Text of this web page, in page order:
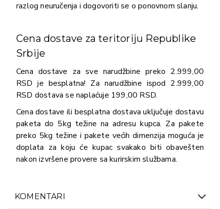
razlog neuručenja i dogovoriti se o ponovnom slanju.
Cena dostave za teritoriju Republike
Srbije
Cena dostave za sve narudžbine preko 2.999,00
RSD je besplatna! Za narudžbine ispod 2.999,00
RSD dostava se naplaćuje 199,00 RSD.
Cena dostave ili besplatna dostava uključuje dostavu
paketa do 5kg težine na adresu kupca. Za pakete
preko 5kg težine i pakete većih dimenzija moguća je
doplata za koju će kupac svakako biti obavešten
nakon izvršene provere sa kurirskim službama.
KOMENTARI